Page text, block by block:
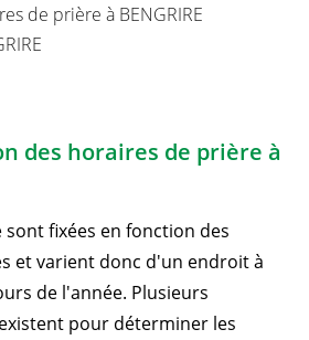
de prière à BENGRIRE
des horaires de prière à
fixées en fonction des
et varient donc d'un endroit à
de l'année. Plusieurs
pour déterminer les